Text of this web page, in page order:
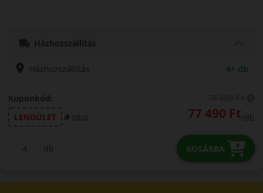
Házhozszállítás
Házhozszállítás 4+ db
Kuponkód:
LENDÜLET
másol 77 490 Ft/db
db KOSÁRBA